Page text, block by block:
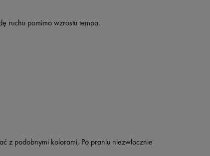
ruchu pomimo wzrostu tempa.
z podobnymi kolorami, Po praniu niezwłocznie